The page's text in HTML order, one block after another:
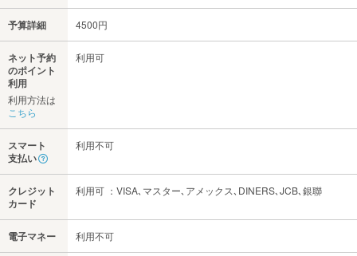
予算詳細 4500円
ネット予約
のポイント
利用
利用方法は
こちら
利用可
スマート
支払い
利用不可
クレジット
カード
利用可 ：VISA､マスター､アメックス､DINERS､JCB､銀聯
電子マネー 利用不可